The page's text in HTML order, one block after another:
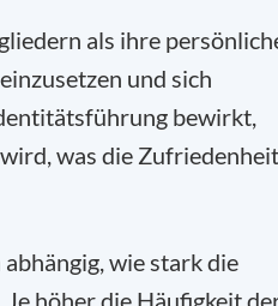
als ihre
und sich
bewirkt,
was die Zufriedenheit
wie stark die
höher die Häufigkeit